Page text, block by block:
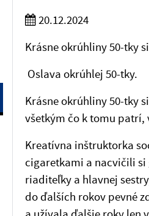
20.12.2024
Krásne okrúhliny 50-tky
Oslava okrúhlej 50-tky.
Krásne okrúhliny 50-tky
všetkým čo k tomu
Kreatívna inštruktorka
cigaretkami a nacvičili si
riaditeľky a hlavnej
do ďalších rokov pevné